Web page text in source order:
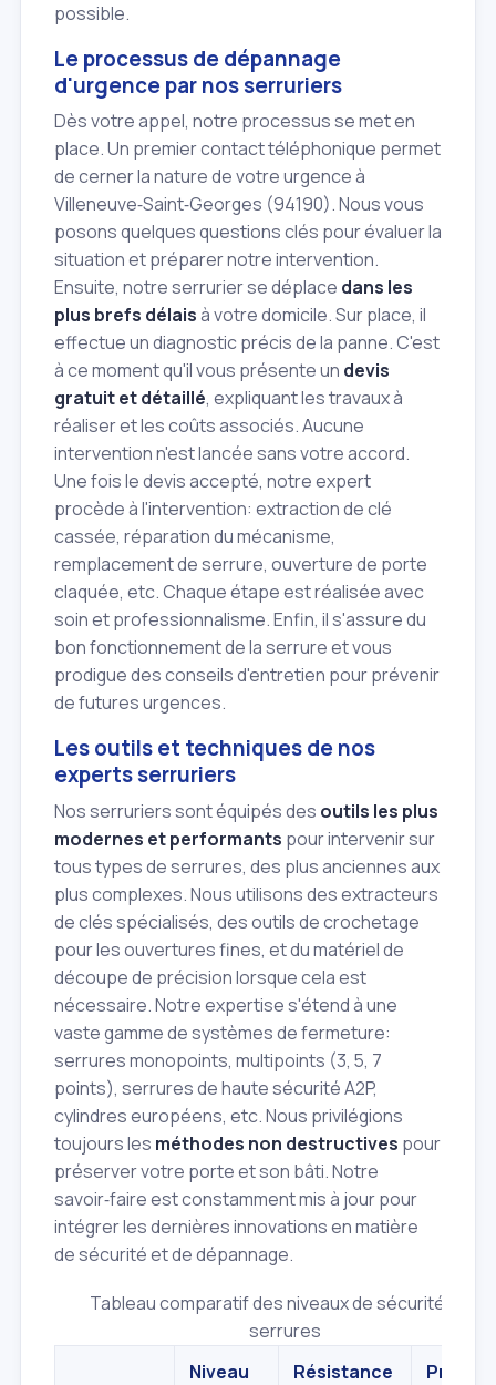
possible.
Le processus de dépannage
d'urgence par nos serruriers
Dès votre appel, notre processus se met en
place. Un premier contact téléphonique permet
de cerner la nature de votre urgence à
Villeneuve‑Saint‑Georges (94190). Nous vous
posons quelques questions clés pour évaluer la
situation et préparer notre intervention.
Ensuite, notre serrurier se déplace dans les
plus brefs délaisà votre domicile. Sur place, il
effectue un diagnostic précis de la panne. C'est
à ce moment qu'il vous présente un devis
gratuit et détaillé, expliquant les travaux à
réaliser et les coûts associés. Aucune
intervention n'est lancée sans votre accord.
Une fois le devis accepté, notre expert
procède à l'intervention: extraction de clé
cassée, réparation du mécanisme,
remplacement de serrure, ouverture de porte
claquée, etc. Chaque étape est réalisée avec
soin et professionnalisme. Enfin, il s'assure du
bon fonctionnement de la serrure et vous
prodigue des conseils d'entretien pour prévenir
de futures urgences.
Les outils et techniques de nos
experts serruriers
Nos serruriers sont équipés des outils les plus
modernes et performants pour intervenir sur
tous types de serrures, des plus anciennes aux
plus complexes. Nous utilisons des extracteurs
de clés spécialisés, des outils de crochetage
pour les ouvertures fines, et du matériel de
découpe de précision lorsque cela est
nécessaire. Notre expertise s'étend à une
vaste gamme de systèmes de fermeture:
serrures monopoints, multipoints (3, 5, 7
points), serrures de haute sécurité A2P,
cylindres européens, etc. Nous privilégions
toujours les méthodes non destructives pour
préserver votre porte et son bâti. Notre
savoir‑faire est constamment mis à jour pour
intégrer les dernières innovations en matière
de sécurité et de dépannage.
Tableau comparatif des niveaux de sécurité des
serrures
Niveau
Résistance
Prix